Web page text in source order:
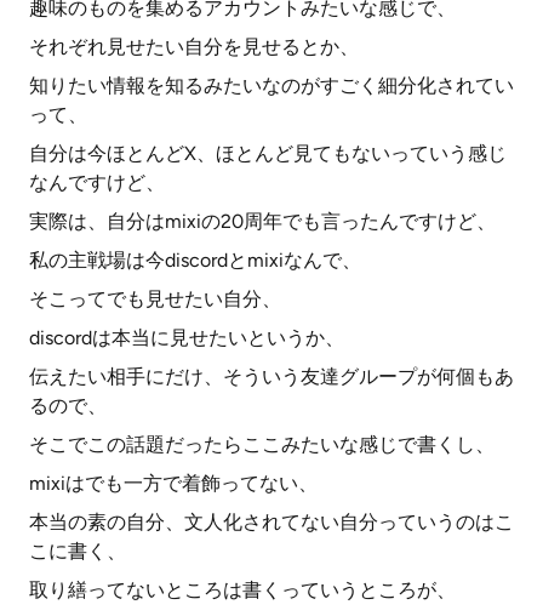
趣味のものを集めるアカウントみたいな感じで、
それぞれ見せたい自分を見せるとか、
知りたい情報を知るみたいなのがすごく細分化されてい
って、
自分は今ほとんどX、ほとんど見てもないっていう感じ
なんですけど、
実際は、自分はmixiの20周年でも言ったんですけど、
私の主戦場は今discordとmixiなんで、
そこってでも見せたい自分、
discordは本当に見せたいというか、
伝えたい相手にだけ、そういう友達グループが何個もあ
るので、
そこでこの話題だったらここみたいな感じで書くし、
mixiはでも一方で着飾ってない、
本当の素の自分、文人化されてない自分っていうのはこ
こに書く、
取り繕ってないところは書くっていうところが、